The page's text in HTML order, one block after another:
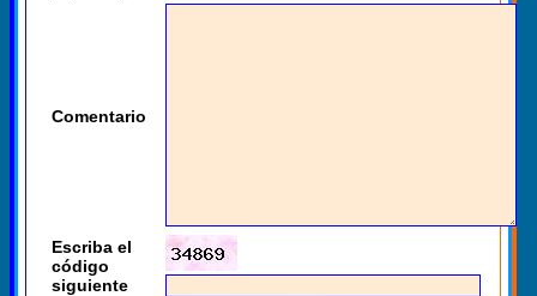
Comentario
Escriba el
código
siguiente